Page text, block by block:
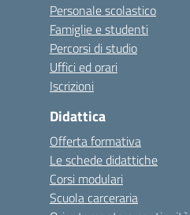
Personale scolastico
Famiglie e studenti
Percorsi di studio
Uffici ed orari
Iscrizioni
Didattica
Offerta formativa
Le schede didattiche
Corsi modulari
Scuola carceraria